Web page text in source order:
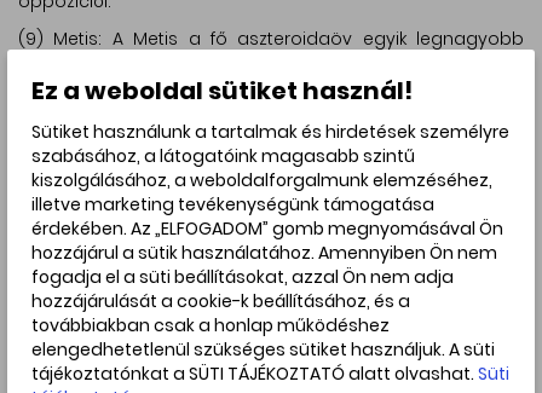
(9) Metis: A Metis a fő aszteroidaöv egyik legnagyobb
április 25-én az írországi Markree Obszervatóriumból.
vasból áll, ami arra utalhat, hogy egy ősi ütközés során
elpusztult nagyobb aszteroida megmaradt magjának
darabja lehet. A Hubble űrteleszkóp felvételei és a
fénygörbeelemzések szerint a Metis szabálytalan,
hosszúkás alakú, egyik vége hegyesebb, míg a másik
szélesebb. Radarmegfigyelések pedig arra utalnak, hogy
felszínén egy jelentős méretű, viszonylag sík terület is
található. A fénygörbe elemzései alapján egyes kutatók
feltételezték, hogy a Metisnek lehet egy természetes
holdja, azonban későbbi, 1993-ban a Hubble
Ez a weboldal sütiket használ!
Sütiket használunk a tartalmak és hirdetések személyre
szabásához, a látogatóink magasabb szintű
kiszolgálásához, a weboldalforgalmunk elemzéséhez,
illetve marketing tevékenységünk támogatása
érdekében. Az „ELFOGADOM” gomb megnyomásával Ön
hozzájárul a sütik használatához. Amennyiben Ön nem
fogadja el a süti beállításokat, azzal Ön nem adja
hozzájárulását a cookie-k beállításához, és a
továbbiakban csak a honlap működéshez
elengedhetetlenül szükséges sütiket használjuk. A süti
tájékoztatónkat a SÜTI TÁJÉKOZTATÓ alatt olvashat. Süti